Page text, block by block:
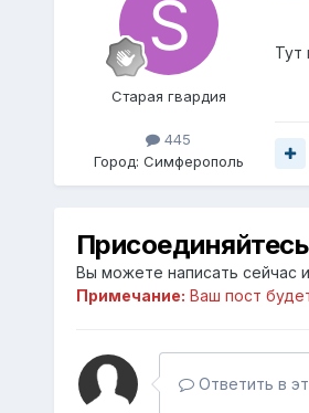
Старая гвардия
445
Город: Симферополь
Тут
Вы можете написать сейчас
Примечание: Ваш пост
Ответить в